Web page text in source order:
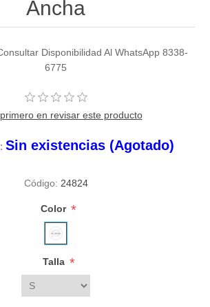
Ancha
Disponibilidad Al WhatsApp 8338-
6775
en revisar este producto
Sin existencias (Agotado)
Código: 24824
Color *
Talla *